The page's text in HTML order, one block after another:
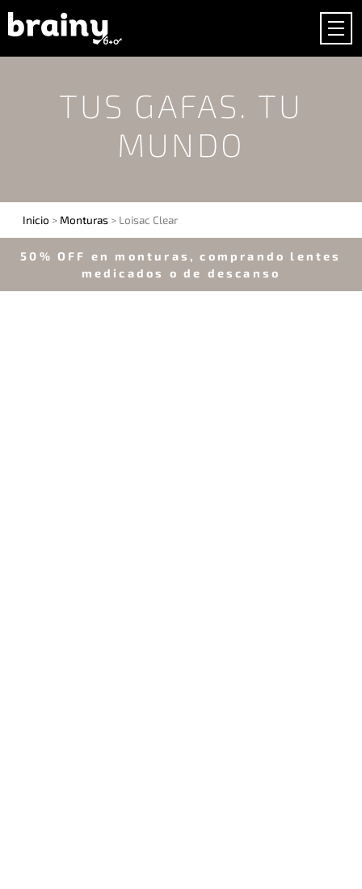
TUS GAFAS. TU
MUNDO
Inicio > Monturas > Loisac Clear
50% OFF en monturas, comprando lentes
medicados o de descanso